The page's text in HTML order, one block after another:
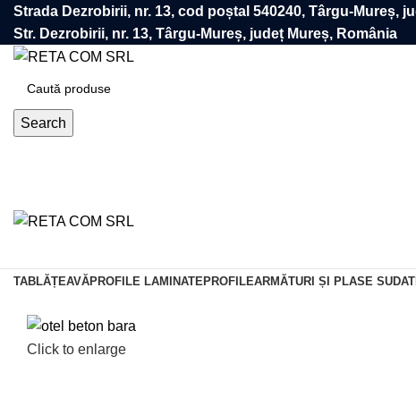
Strada Dezrobirii, nr. 13, cod poștal 540240, Târgu-Mureș,
Str. Dezrobirii, nr. 13, Târgu-Mureș, județ Mureș, România
Search
TABLĂȚEAVĂPROFILE LAMINATEPROFILEARMĂTURI ȘI PLASE
Click to enlarge